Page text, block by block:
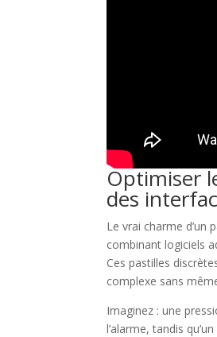
Optimiser
des
Le vrai charme d’un
combinant logiciels
Ces pastilles
complexe sans
Imaginez : une
l’alarme, tandis